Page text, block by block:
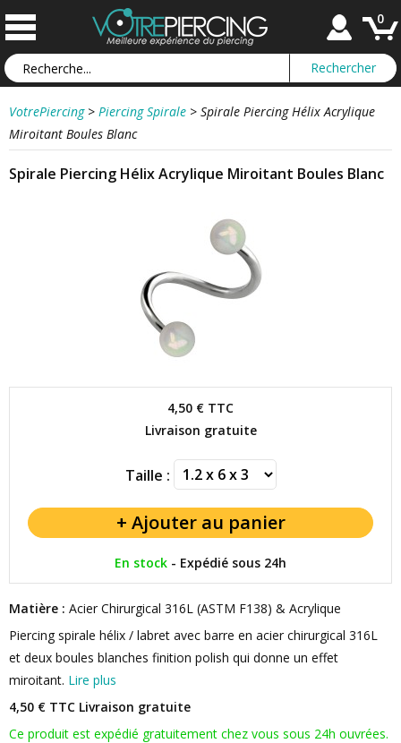
0
VotrePiercing > Piercing Spirale > Spirale Piercing Hélix Acrylique
Miroitant Boules Blanc
Spirale Piercing Hélix Acrylique Miroitant Boules Blanc
4,50 € TTC
Livraison gratuite
Taille :
En stock - Expédié sous 24h
Matière : Acier Chirurgical 316L (ASTM F138) & Acrylique
Piercing spirale hélix / labret avec barre en acier chirurgical 316L
et deux boules blanches finition polish qui donne un effet
miroitant. Lire plus
4,50 € TTC Livraison gratuite
Ce produit est expédié gratuitement chez vous sous 24h ouvrées.